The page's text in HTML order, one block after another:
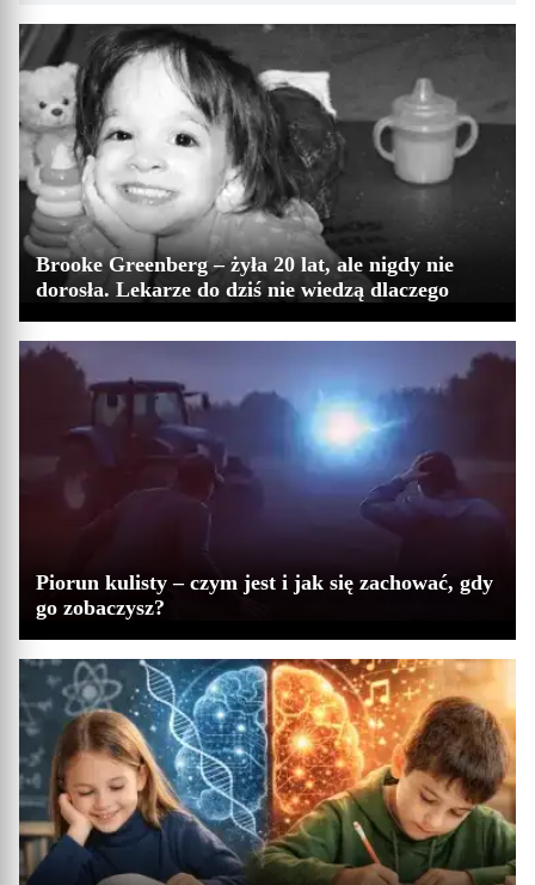
Brooke Greenberg – żyła 20 lat, ale nigdy nie
dorosła. Lekarze do dziś nie wiedzą dlaczego
Piorun kulisty – czym jest i jak się zachować, gdy
go zobaczysz?